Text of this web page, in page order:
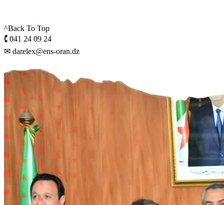
^Back To Top
🕻 041 24 09 24
✉ darelex@ens-oran.dz